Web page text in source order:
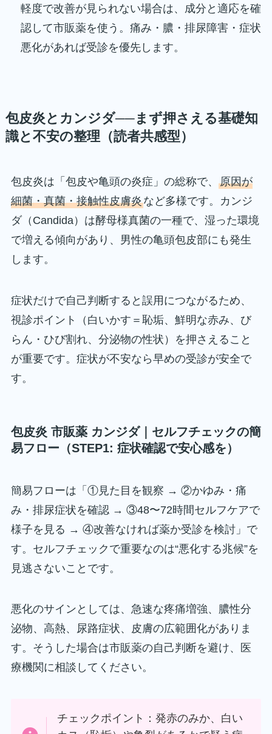
軽度で改善が見られない場合は、成分と適応を確
認して市販薬を使う。痛み・膿・排尿障害・症状
悪化があれば受診を優先します。
包皮炎とカンジダ──まず押さえる基礎知
識と不安の整理（読者共感型）
包皮炎は「包皮や亀頭の炎症」の総称で、 原因が
細菌・真菌・接触性皮膚炎など多様です。カンジ
ダ（Candida）は酵母様真菌の一種で、湿った環境
で増える傾向があり、男性の亀頭包皮部にも発生
します。
症状だけで自己判断すると誤用につながるため、
視診ポイント（白いかす＝恥垢、鮮明な赤み、び
らん・ひび割れ、分泌物の性状）を押さえること
が重要です。症状が不安なら早めの受診が安全で
す。
包皮炎 市販薬 カンジダ｜セルフチェックの簡
易フロー（STEP1: 症状確認で安心感を）
簡易フローは「①見た目を観察 → ②かゆみ・痛
み・排尿症状を確認 → ③48〜72時間セルフケアで
様子を見る → ④改善なければ薬か受診を検討」で
す。セルフチェックで重要なのは“悪化する兆候”を
見逃さないことです。
悪化のサインとしては、急速な疼痛増強、膿性分
泌物、高熱、尿路症状、皮膚の広範囲化がありま
す。そうした場合は市販薬の自己判断を避け、医
療機関に相談してください。
チェックポイント：発赤のみか、白い